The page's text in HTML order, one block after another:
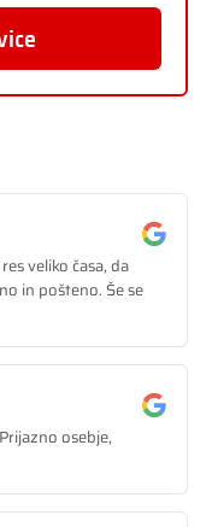
veliko časa, da
in pošteno. Še se
osebje,